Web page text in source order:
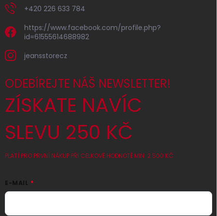
+420 226 633 784
https://www.facebook.com/profile.php?
id=61555614688982
jeansstorecz
ODEBÍREJTE NÁŠ NEWSLETTER!
ZÍSKATE NAVÍC
SLEVU 250 KČ
PLATÍ PRO PRVNÍ NÁKUP PŘI CELKOVÉ HODNOTĚ MIN. 2 500 KČ
E-MAIL